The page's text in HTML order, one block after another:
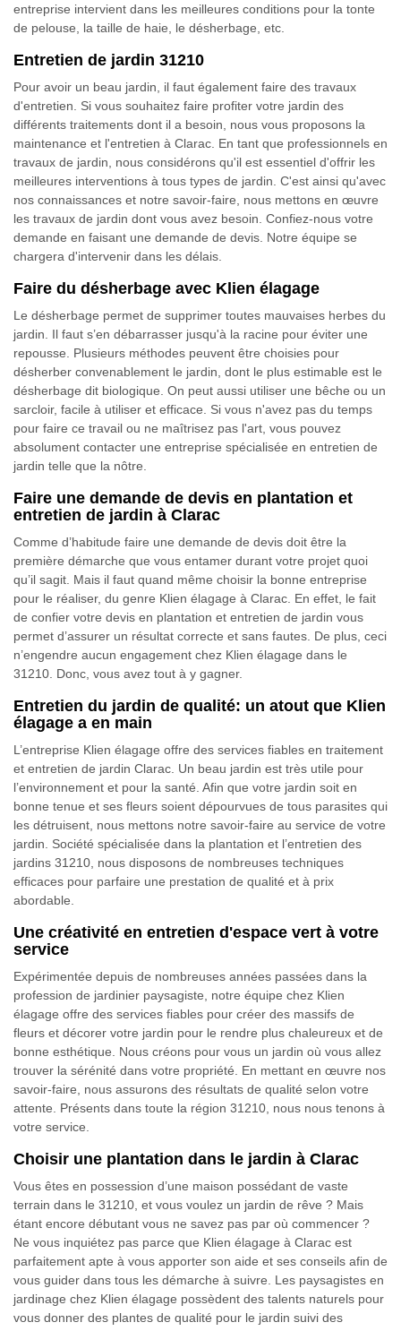
entreprise intervient dans les meilleures conditions pour la tonte
de pelouse, la taille de haie, le désherbage, etc.
Entretien de jardin 31210
Pour avoir un beau jardin, il faut également faire des travaux
d'entretien. Si vous souhaitez faire profiter votre jardin des
différents traitements dont il a besoin, nous vous proposons la
maintenance et l'entretien à Clarac. En tant que professionnels en
travaux de jardin, nous considérons qu'il est essentiel d'offrir les
meilleures interventions à tous types de jardin. C'est ainsi qu'avec
nos connaissances et notre savoir-faire, nous mettons en œuvre
les travaux de jardin dont vous avez besoin. Confiez-nous votre
demande en faisant une demande de devis. Notre équipe se
chargera d'intervenir dans les délais.
Faire du désherbage avec Klien élagage
Le désherbage permet de supprimer toutes mauvaises herbes du
jardin. Il faut s’en débarrasser jusqu'à la racine pour éviter une
repousse. Plusieurs méthodes peuvent être choisies pour
désherber convenablement le jardin, dont le plus estimable est le
désherbage dit biologique. On peut aussi utiliser une bêche ou un
sarcloir, facile à utiliser et efficace. Si vous n'avez pas du temps
pour faire ce travail ou ne maîtrisez pas l'art, vous pouvez
absolument contacter une entreprise spécialisée en entretien de
jardin telle que la nôtre.
Faire une demande de devis en plantation et
entretien de jardin à Clarac
Comme d’habitude faire une demande de devis doit être la
première démarche que vous entamer durant votre projet quoi
qu’il sagit. Mais il faut quand même choisir la bonne entreprise
pour le réaliser, du genre Klien élagage à Clarac. En effet, le fait
de confier votre devis en plantation et entretien de jardin vous
permet d’assurer un résultat correcte et sans fautes. De plus, ceci
n’engendre aucun engagement chez Klien élagage dans le
31210. Donc, vous avez tout à y gagner.
Entretien du jardin de qualité: un atout que Klien
élagage a en main
L’entreprise Klien élagage offre des services fiables en traitement
et entretien de jardin Clarac. Un beau jardin est très utile pour
l’environnement et pour la santé. Afin que votre jardin soit en
bonne tenue et ses fleurs soient dépourvues de tous parasites qui
les détruisent, nous mettons notre savoir-faire au service de votre
jardin. Société spécialisée dans la plantation et l’entretien des
jardins 31210, nous disposons de nombreuses techniques
efficaces pour parfaire une prestation de qualité et à prix
abordable.
Une créativité en entretien d'espace vert à votre
service
Expérimentée depuis de nombreuses années passées dans la
profession de jardinier paysagiste, notre équipe chez Klien
élagage offre des services fiables pour créer des massifs de
fleurs et décorer votre jardin pour le rendre plus chaleureux et de
bonne esthétique. Nous créons pour vous un jardin où vous allez
trouver la sérénité dans votre propriété. En mettant en œuvre nos
savoir-faire, nous assurons des résultats de qualité selon votre
attente. Présents dans toute la région 31210, nous nous tenons à
votre service.
Choisir une plantation dans le jardin à Clarac
Vous êtes en possession d’une maison possédant de vaste
terrain dans le 31210, et vous voulez un jardin de rêve ? Mais
étant encore débutant vous ne savez pas par où commencer ?
Ne vous inquiétez pas parce que Klien élagage à Clarac est
parfaitement apte à vous apporter son aide et ses conseils afin de
vous guider dans tous les démarche à suivre. Les paysagistes en
jardinage chez Klien élagage possèdent des talents naturels pour
vous donner des plantes de qualité pour le jardin suivi des